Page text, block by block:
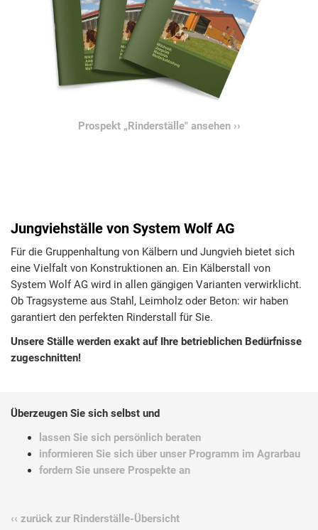
Prospekt „Rinderställe" ansehen ››
Jungviehställe von System Wolf AG
Für die Gruppenhaltung von Kälbern und Jungvieh bietet sich
eine Vielfalt von Konstruktionen an. Ein Kälberstall von
System Wolf AG wird in allen gängigen Varianten verwirklicht.
Ob Tragsysteme aus Stahl, Leimholz oder Beton: wir haben
garantiert den perfekten Rinderstall für Sie.
Unsere Ställe werden exakt auf Ihre betrieblichen Bedürfnisse
zugeschnitten!
Überzeugen Sie sich selbst und
lassen Sie sich persönlich beraten
informieren Sie sich über unser Programm im Agrarbau
fordern Sie unsere Prospekte an
‹‹ zurück zur Rinderställe-Übersicht